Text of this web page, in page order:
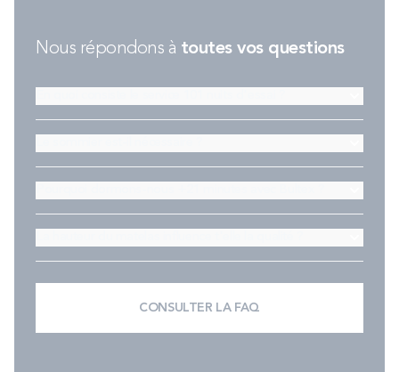
Nous répondons à toutes vos questions
CONSULTER LA FAQ